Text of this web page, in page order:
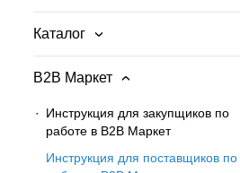
Каталог
Простая закупка
B2B Маркет
Инструкция для закупщиков по
работе в B2B Маркет
Инструкция для поставщиков по
ЭЦП
Демо-версия